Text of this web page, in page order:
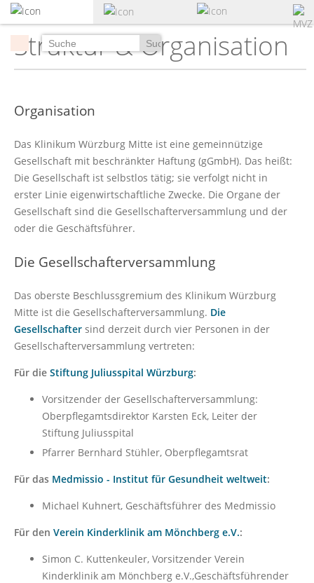
zum
Hauptinhalt
springenSuchen
Struktur & Organisation
Organisation
Das Klinikum Würzburg Mitte ist eine gemeinnützige
Gesellschaft mit beschränkter Haftung (gGmbH). Das heißt:
Die Gesellschaft ist selbstlos tätig; sie verfolgt nicht in
erster Linie eigenwirtschaftliche Zwecke. Die Organe der
Gesellschaft sind die Gesellschafterversammlung und der
oder die Geschäftsführer.
Die Gesellschafterversammlung
Das oberste Beschlussgremium des Klinikum Würzburg
Mitte ist die Gesellschafterversammlung. Die
Gesellschaftersind derzeit durch vier Personen in der
Gesellschafterversammlung vertreten:
Für die Stiftung Juliusspital Würzburg:
Vorsitzender der Gesellschafterversammlung:
Oberpflegamtsdirektor Karsten Eck, Leiter der
Stiftung Juliusspital
Pfarrer Bernhard Stühler, Oberpflegamtsrat
Für das Medmissio - Institut für Gesundheit weltweit:
Michael Kuhnert, Geschäftsführer des Medmissio
Für den Verein Kinderklinik am Mönchberg e.V.:
Simon C. Kuttenkeuler, Vorsitzender Verein
Kinderklinik am Mönchberg e.V.,Geschäftsführender